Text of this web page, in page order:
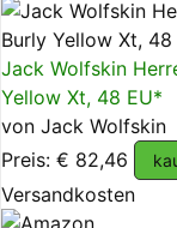
Jack Wolfskin
Yellow Xt, 48 EU*
von Jack Wolfskin
Preis: € 82,46
Versandkosten